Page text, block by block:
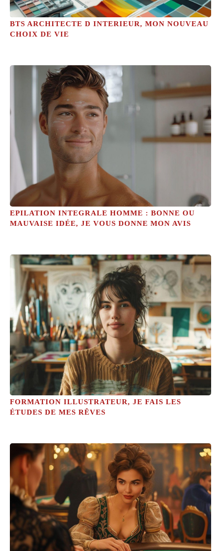
BTS ARCHITECTE D INTERIEUR, MON NOUVEAU
CHOIX DE VIE
EPILATION INTEGRALE HOMME : BONNE OU
MAUVAISE IDÉE, JE VOUS DONNE MON AVIS
FORMATION ILLUSTRATEUR, JE FAIS LES
ÉTUDES DE MES RÊVES